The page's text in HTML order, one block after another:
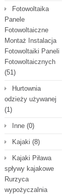
Fotowoltaika
Panele
Fotowoltaiczne
Montaż Instalacja
Fotowoltaiki Paneli
Fotowoltaicznych
(51)
Hurtownia
odzieży używanej
(1)
Inne (0)
Kajaki (8)
Kajaki Piława
spływy kajakowe
Rurzyca
wypożyczalnia